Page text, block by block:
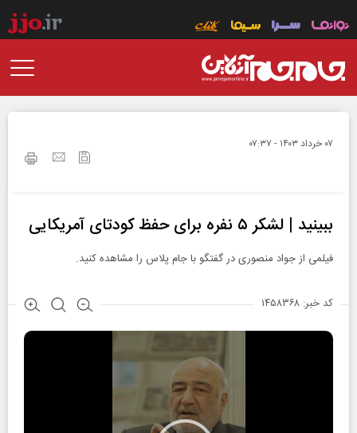
۰۷ خرداد ۱۴۰۳ - ۰۷:۳۷
ببینید | لشکر ۵ نفره برای حفظ کودتای آمریکایی
فیلمی از جواد منصوری در گفتگو با جام پلاس را مشاهده کنید.
کد خبر: ۱۴۵۸۳۶۸